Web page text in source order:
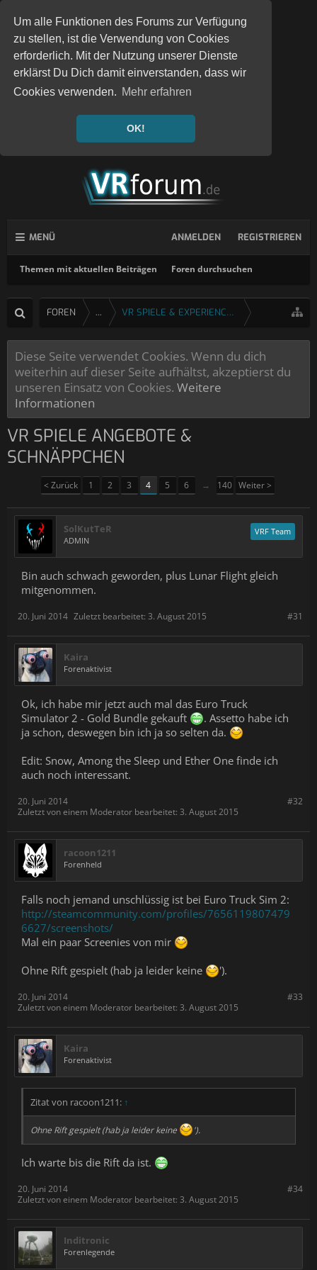
Um alle Funktionen des Forums zur Verfügung
zu stellen, ist die Verwendung von Cookies
erforderlich. Mit der Nutzung unserer Dienste
erklärst Du Dich damit einverstanden, dass wir
Cookies verwenden. Mehr erfahren
OK!
MENÜ
Themen mit aktuellen Beiträgen Foren durchsuchen
ANMELDEN REGISTRIEREN
FOREN ... VR SPIELE & EXPERIENCES
Diese Seite verwendet Cookies. Wenn du dich
weiterhin auf dieser Seite aufhältst, akzeptierst du
unseren Einsatz von Cookies. Weitere
Informationen
VR SPIELE ANGEBOTE &
SCHNÄPPCHEN
< Zurück 1 2 3 4 5 6 → 140 Weiter >
SolKutTeR
ADMIN
VRF Team
Bin auch schwach geworden, plus Lunar Flight gleich
mitgenommen.
#31
20. Juni 2014 Zuletzt bearbeitet: 3. August 2015
Kaira
Forenaktivist
Ok, ich habe mir jetzt auch mal das Euro Truck
Simulator 2 - Gold Bundle gekauft
. Assetto habe ich
ja schon, deswegen bin ich ja so selten da.
Edit: Snow, Among the Sleep und Ether One finde ich
auch noch interessant.
#32
20. Juni 2014
Zuletzt von einem Moderator bearbeitet: 3. August 2015
racoon1211
Forenheld
Falls noch jemand unschlüssig ist bei Euro Truck Sim 2:
http://steamcommunity.com/profiles/7656119807479
6627/screenshots/
Mal ein paar Screenies von mir
Ohne Rift gespielt (hab ja leider keine
').
#33
20. Juni 2014
Zuletzt von einem Moderator bearbeitet: 3. August 2015
Kaira
Forenaktivist
Zitat von racoon1211: ↑
Ohne Rift gespielt (hab ja leider keine ').
Ich warte bis die Rift da ist.
#34
20. Juni 2014
Zuletzt von einem Moderator bearbeitet: 3. August 2015
Inditronic
Forenlegende